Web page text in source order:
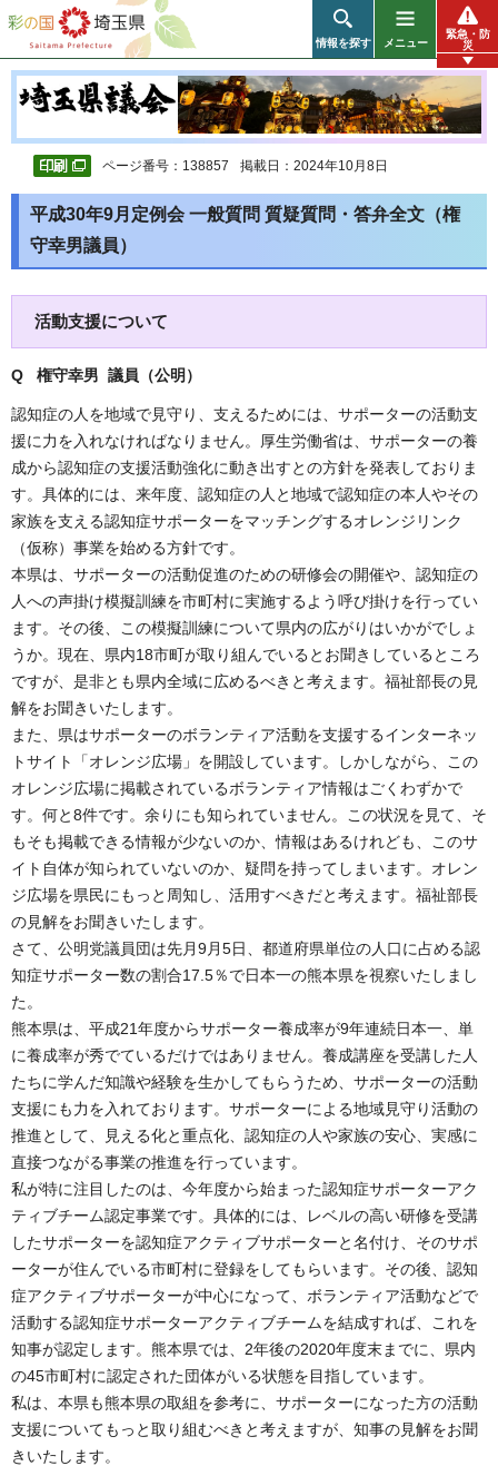
彩の国 埼玉県
情報を探す メニュー
緊急・防
災
ページ番号：138857 掲載日：2024年10月8日
平成30年9月定例会 一般質問 質疑質問・答弁全文（権
守幸男議員）
活動支援について
Q 権守幸男 議員（公明 ）
認知症の人を地域で見守り、支えるためには、サポーターの活動支
援に力を入れなければなりません。厚生労働省は、サポーターの養
成から認知症の支援活動強化に動き出すとの方針を発表しておりま
す。具体的には、来年度、認知症の人と地域で認知症の本人やその
家族を支える認知症サポーターをマッチングするオレンジリンク
（仮称）事業を始める方針です。
本県は、サポーターの活動促進のための研修会の開催や、認知症の
人への声掛け模擬訓練を市町村に実施するよう呼び掛けを行ってい
ます。その後、この模擬訓練について県内の広がりはいかがでしょ
うか。現在、県内18市町が取り組んでいるとお聞きしているところ
ですが、是非とも県内全域に広めるべきと考えます。福祉部長の見
解をお聞きいたします。
また、県はサポーターのボランティア活動を支援するインターネッ
トサイト「オレンジ広場」を開設しています。しかしながら、この
オレンジ広場に掲載されているボランティア情報はごくわずかで
す。何と8件です。余りにも知られていません。この状況を見て、そ
もそも掲載できる情報が少ないのか、情報はあるけれども、このサ
イト自体が知られていないのか、疑問を持ってしまいます。オレン
ジ広場を県民にもっと周知し、活用すべきだと考えます。福祉部長
の見解をお聞きいたします。
さて、公明党議員団は先月9月5日、都道府県単位の人口に占める認
知症サポーター数の割合17.5％で日本一の熊本県を視察いたしまし
た。
熊本県は、平成21年度からサポーター養成率が9年連続日本一、単
に養成率が秀でているだけではありません。養成講座を受講した人
たちに学んだ知識や経験を生かしてもらうため、サポーターの活動
支援にも力を入れております。サポーターによる地域見守り活動の
推進として、見える化と重点化、認知症の人や家族の安心、実感に
直接つながる事業の推進を行っています。
私が特に注目したのは、今年度から始まった認知症サポーターアク
ティブチーム認定事業です。具体的には、レベルの高い研修を受講
したサポーターを認知症アクティブサポーターと名付け、そのサポ
ーターが住んでいる市町村に登録をしてもらいます。その後、認知
症アクティブサポーターが中心になって、ボランティア活動などで
活動する認知症サポーターアクティブチームを結成すれば、これを
知事が認定します。熊本県では、2年後の2020年度末までに、県内
の45市町村に認定された団体がいる状態を目指しています。
私は、本県も熊本県の取組を参考に、サポーターになった方の活動
支援についてもっと取り組むべきと考えますが、知事の見解をお聞
きいたします。